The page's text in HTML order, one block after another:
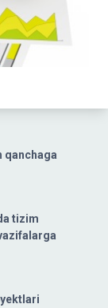
qanchaga
tizim